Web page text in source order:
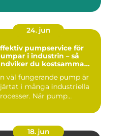
24. jun
pumpservice för
i industrin – så
du kostsamma
väl fungerande pump är
i många industriella
När pump...
18. jun